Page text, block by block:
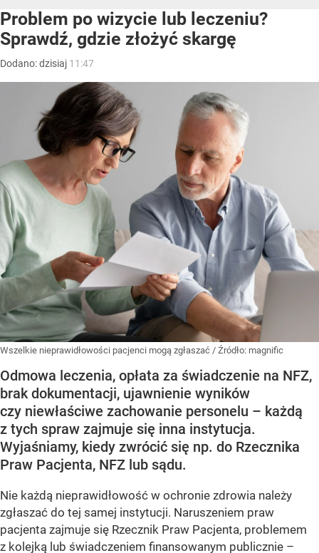
Problem po wizycie lub leczeniu?
Sprawdź, gdzie złożyć skargę
Dodano:dzisiaj 11:47
Wszelkie nieprawidłowości pacjenci mogą zgłaszać / Źródło: magnific
Odmowa leczenia, opłata za świadczenie na NFZ,
brak dokumentacji, ujawnienie wyników
czy niewłaściwe zachowanie personelu – każdą
z tych spraw zajmuje się inna instytucja.
Wyjaśniamy, kiedy zwrócić się np. do Rzecznika
Praw Pacjenta, NFZ lub sądu.
Nie każdą nieprawidłowość w ochronie zdrowia należy
zgłaszać do tej samej instytucji. Naruszeniem praw
pacjenta zajmuje się Rzecznik Praw Pacjenta, problemem
z kolejką lub świadczeniem finansowanym publicznie –